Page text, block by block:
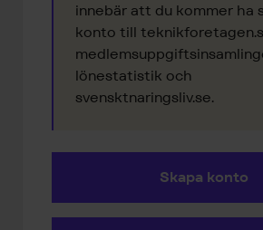
innebär att du kommer ha
konto till
lönestatistik och
svensktnaringsliv.se.
Skapa konto